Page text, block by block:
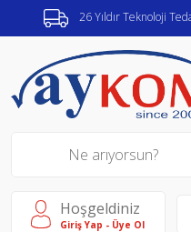
26 Yıldır Teknoloji
Hoşgeldiniz
Giriş Yap - Üye Ol